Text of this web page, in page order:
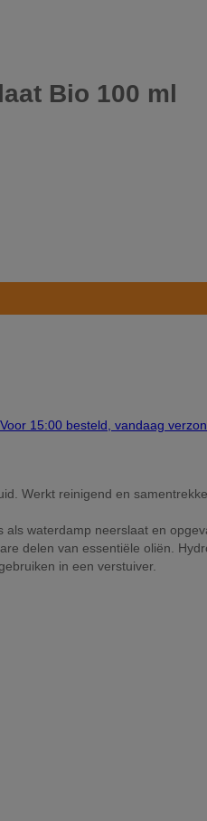
Bio 100 ml
Voor 15:00 besteld, vandaag
Werkt reinigend en
waterdamp neerslaat en
delen van essentiële oliën.
in een verstuiver.